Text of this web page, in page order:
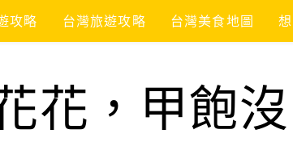
攻略 台灣旅遊攻略 台灣美食地圖
花，甲飽沒